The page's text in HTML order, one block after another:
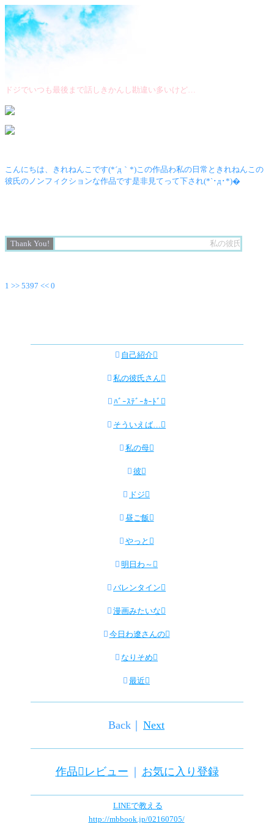
ドジでいつも最後まで話しきかんし勘違い多いけど…
こんにちは、きれねんこです(*´д｀*)この作品わ私の日常ときれねんこの
彼氏のノンフィクションな作品です是非見てって下され(*`･д･*)�
Thank You! 私の彼氏さん
1 >> 5397 << 0
 自己紹介
 私の彼氏さん
 ﾊﾞｰｽﾃﾞｰｶｰﾄﾞ
 そういえば…
 私の母
 彼
 ドジ
 昼ご飯
 やっと
 明日わ～
 バレンタイン
 漫画みたいな
 今日わ遼さんの
 なりそめ
 最近
Back｜ Next
作品レビュー お気に入り登録
LINEで教える
http://mbbook.jp/02160705/